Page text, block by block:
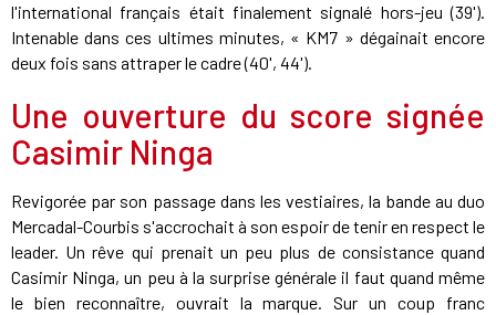
l'international français était finalement signalé hors-jeu (39').
Intenable dans ces ultimes minutes, « KM7 » dégainait encore
deux fois sans attraper le cadre (40', 44').
Une ouverture du score signée
Casimir Ninga
Revigorée par son passage dans les vestiaires, la bande au duo
Mercadal-Courbis s'accrochait à son espoir de tenir en respect le
leader. Un rêve qui prenait un peu plus de consistance quand
Casimir Ninga, un peu à la surprise générale il faut quand même
le bien reconnaître, ouvrait la marque. Sur un coup franc